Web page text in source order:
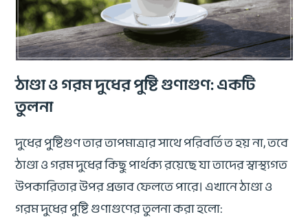
ঠাণ্ডা ও গরম দুধের পুষ্টি গুণাগুণ: একটি
তুলনা
দুধের পুষ্টিগুণ তার তাপমাত্রার সাথে পরিবর্তিত হয় না, তবে
ঠাণ্ডা ও গরম দুধের কিছু পার্থক্য রয়েছে যা তাদের স্বাস্থ্যগত
উপকারিতার উপর প্রভাব ফেলতে পারে। এখানে ঠাণ্ডা ও
গরম দুধের পুষ্টি গুণাগুণের তুলনা করা হলো: